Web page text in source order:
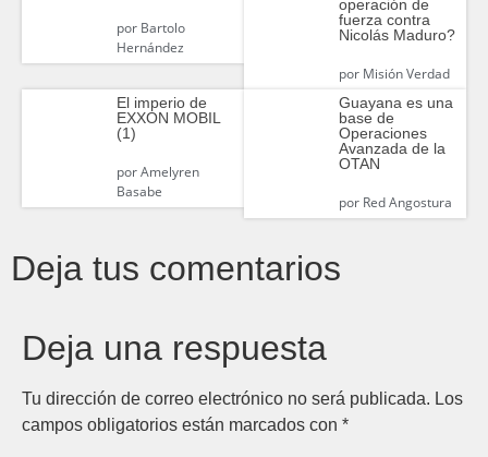
porBartolo
Hernández
operación de
fuerza contra
Nicolás Maduro?
porMisión Verdad
El imperio de
EXXON MOBIL
(1)
porAmelyren
Basabe
Guayana es una
base de
Operaciones
Avanzada de la
OTAN
porRed Angostura
Deja tus comentarios
Deja una respuesta
Tu dirección de correo electrónico no será publicada. Los
campos obligatorios están marcados con *